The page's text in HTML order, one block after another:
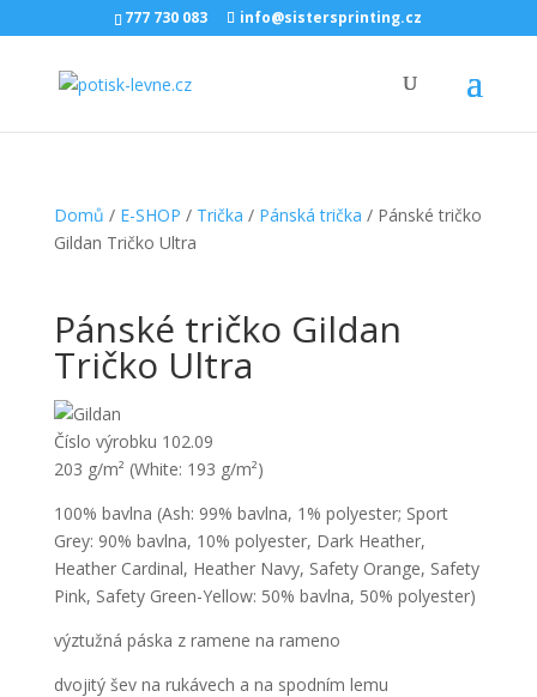
777 730 083 info@sistersprinting.cz
Domů / E-SHOP / Trička / Pánská trička / Pánské tričko
Gildan Tričko Ultra
Pánské tričko Gildan
Tričko Ultra
Číslo výrobku 102.09
203 g/m² (White: 193 g/m²)
100% bavlna (Ash: 99% bavlna, 1% polyester; Sport
Grey: 90% bavlna, 10% polyester, Dark Heather,
Heather Cardinal, Heather Navy, Safety Orange, Safety
Pink, Safety Green-Yellow: 50% bavlna, 50% polyester)
výztužná páska z ramene na rameno
dvojitý šev na rukávech a na spodním lemu